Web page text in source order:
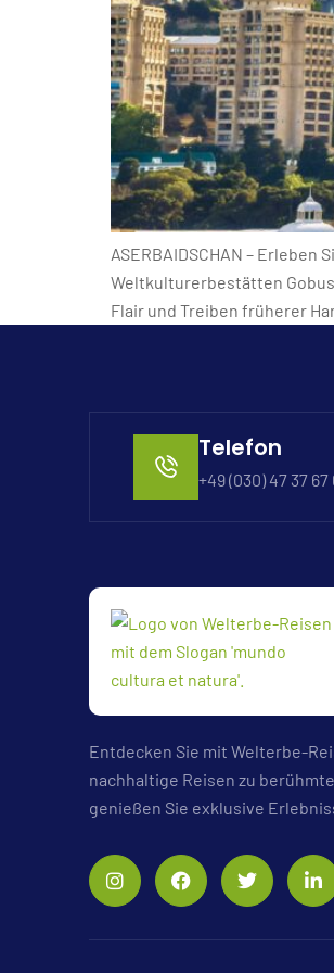
ASERBAIDSCHAN –
Weltkulturerbestätten
Flair und Treiben früherer
Telefon
+49 (030) 47 37 67
Entdecken Sie mit Welterbe-
nachhaltige Reisen zu
genießen Sie exklusive